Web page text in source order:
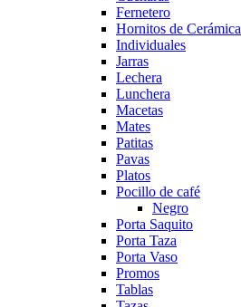
Fernetero
Hornitos de Cerámica
Individuales
Jarras
Lechera
Lunchera
Macetas
Mates
Patitas
Pavas
Platos
Pocillo de café
Negro
Porta Saquito
Porta Taza
Porta Vaso
Promos
Tablas